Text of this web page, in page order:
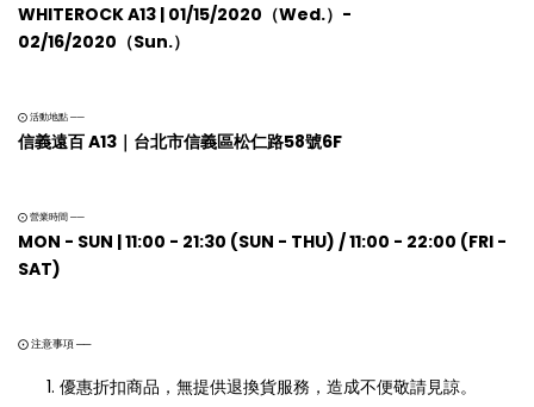
WHITEROCK A13 | 01/15/2020（Wed.）-
02/16/2020（Sun.）
⨀ 活動地點 ──
信義遠百 A13｜台北市信義區松仁路58號6F
⨀ 營業時間 ──
MON - SUN | 11:00 - 21:30 (SUN - THU) / 11:00 - 22:00 (FRI -
SAT)
⨀ 注意事項 ──
優惠折扣商品，無提供退換貨服務，造成不便敬請見諒。